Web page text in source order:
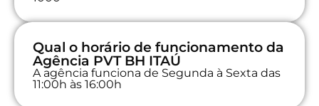
Qual o horário de funcionamento da
Agência PVT BH ITAÚ
A agência funciona de Segunda à Sexta das
11:00h às 16:00h